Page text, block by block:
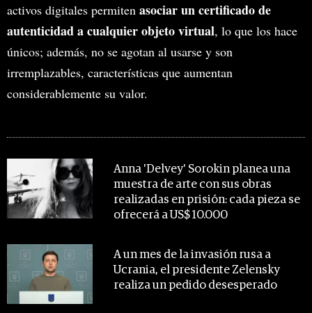
activos digitales permiten asociar un certificado de
autenticidad a cualquier objeto virtual, lo que los hace
únicos; además, no se agotan al usarse y son
irremplazables, características que aumentan
considerablemente su valor.
Anna 'Delvey' Sorokin planea una
muestra de arte con sus obras
realizadas en prisión: cada pieza se
ofrecerá a US$ 10.000
A un mes de la invasión rusa a
Ucrania, el presidente Zelensky
realiza un pedido desesperado